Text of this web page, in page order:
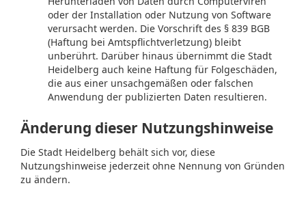
oder der Installation oder Nutzung von Software
verursacht werden. Die Vorschrift des § 839 BGB
(Haftung bei Amtspflichtverletzung) bleibt
unberührt. Darüber hinaus übernimmt die Stadt
Heidelberg auch keine Haftung für Folgeschäden,
die aus einer unsachgemäßen oder falschen
Anwendung der publizierten Daten resultieren.
Änderung dieser Nutzungshinweise
Die Stadt Heidelberg behält sich vor, diese
Nutzungshinweise jederzeit ohne Nennung von Gründen
zu ändern.